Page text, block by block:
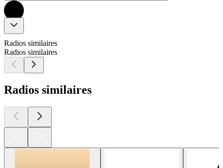
Radios similaires
Radios similaires
Radios similaires